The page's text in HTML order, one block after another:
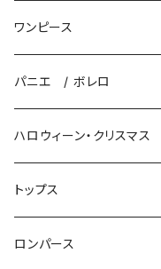
プリンセスドレス
パニエ / ボレロ
ワンピース
パニエ / ボレロ
ハロウィーン・クリスマス
トップス
ニット
ロンパース